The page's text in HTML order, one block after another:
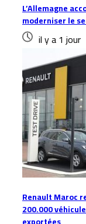
L’Allemagne
moderniser le
il y a 1 jour
Renault Maroc
200.000